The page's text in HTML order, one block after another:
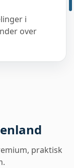
i
over
praktisk